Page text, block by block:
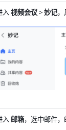
入 视频会议 > 妙记，
入 邮箱，选中邮件，